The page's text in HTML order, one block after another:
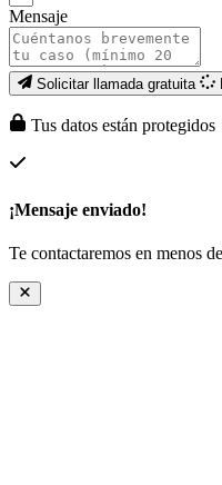
Mensaje
Solicitar llamada gratuita
Tus datos están protegidos
¡Mensaje enviado!
Te contactaremos en menos